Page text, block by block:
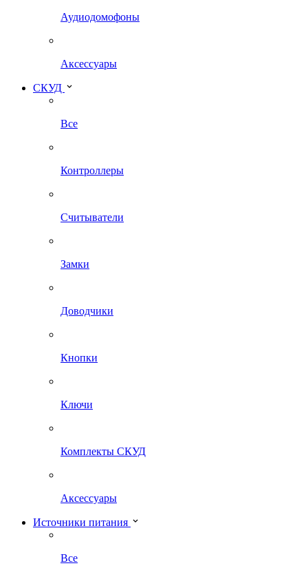
Аудиодомофоны
Аксессуары
СКУД
Все
Контроллеры
Считыватели
Замки
Доводчики
Кнопки
Ключи
Комплекты СКУД
Аксессуары
Источники питания
Все